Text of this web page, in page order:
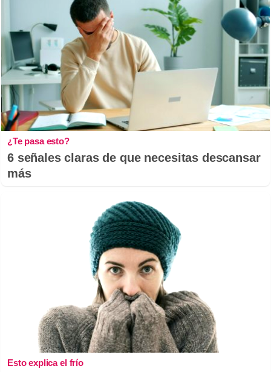
¿Te pasa esto?
6 señales claras de que necesitas descansar
más
Esto explica el frío